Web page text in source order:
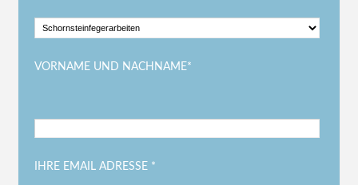
VORNAME UND NACHNAME*
IHRE EMAIL ADRESSE *